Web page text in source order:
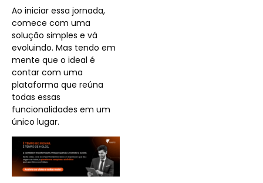
Ao iniciar essa jornada,
comece com uma
solução simples e vá
evoluindo. Mas tendo em
mente que o ideal é
contar com uma
plataforma que reúna
todas essas
funcionalidades em um
único lugar.